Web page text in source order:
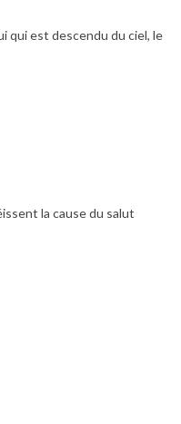
qui est descendu du ciel, le
la cause du salut